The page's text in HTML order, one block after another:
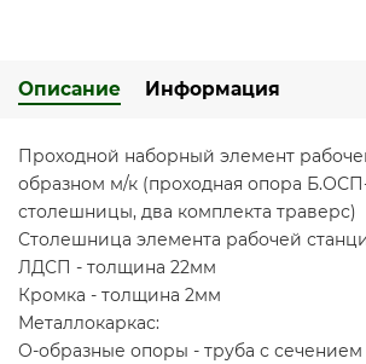
Описание Информация
Проходной наборный элемент
образном м/к (проходная опора Б.ОСП-
столешницы, два комплекта траверс)
Столешница элемента рабочей
ЛДСП - толщина 22мм
Кромка - толщина 2мм
Металлокаркас:
О-образные опоры - труба с